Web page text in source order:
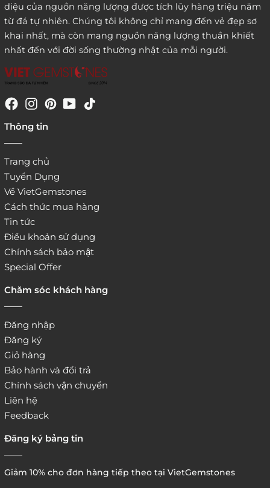
website:
diệu của nguồn năng lượng được tích lũy hàng triệu năm
từ đá tự nhiên. Chúng tôi không chỉ mang đến vẻ đẹp sơ
khai nhất, mà còn mang nguồn năng lượng thuần khiết
nhất đến với đời sống thường nhật của mỗi người.
Thông tin
Trang chủ
Tuyển Dụng
Về VietGemstones
Cách thức mua hàng
Tin tức
Điều khoản sử dụng
Chính sách bảo mật
Special Offer
Chăm sóc khách hàng
Đăng nhập
Đăng ký
Giỏ hàng
Bảo hành và đổi trả
Chính sách vận chuyển
Liên hệ
Feedback
Đăng ký bảng tin
Giảm 10% cho đơn hàng tiếp theo tại VietGemstones